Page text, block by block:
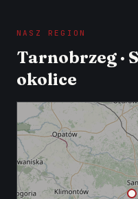
NASZ REGION
Tarnobrzeg ·
okolice